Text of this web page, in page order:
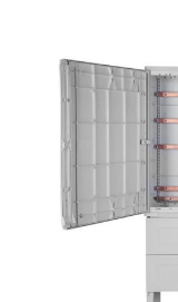
Bildergalerie
springen